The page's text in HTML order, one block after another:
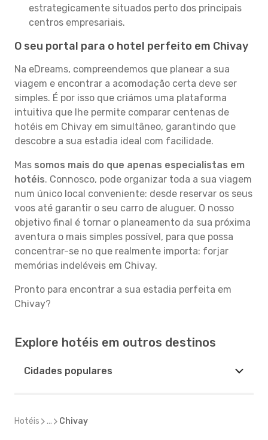
estrategicamente situados perto dos principais
centros empresariais.
O seu portal para o hotel perfeito em Chivay
Na eDreams, compreendemos que planear a sua
viagem e encontrar a acomodação certa deve ser
simples. É por isso que criámos uma plataforma
intuitiva que lhe permite comparar centenas de
hotéis em Chivay em simultâneo, garantindo que
descobre a sua estadia ideal com facilidade.
Mas somos mais do que apenas especialistas em
hotéis. Connosco, pode organizar toda a sua viagem
num único local conveniente: desde reservar os seus
voos até garantir o seu carro de aluguer. O nosso
objetivo final é tornar o planeamento da sua próxima
aventura o mais simples possível, para que possa
concentrar-se no que realmente importa: forjar
memórias indeléveis em Chivay.
Pronto para encontrar a sua estadia perfeita em
Chivay?
Explore hotéis em outros destinos
Cidades populares
Hotéis ... Chivay